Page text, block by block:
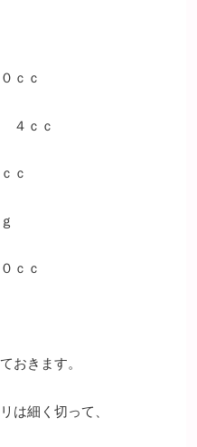
ｃ
ｃ
きます。
細く切って、